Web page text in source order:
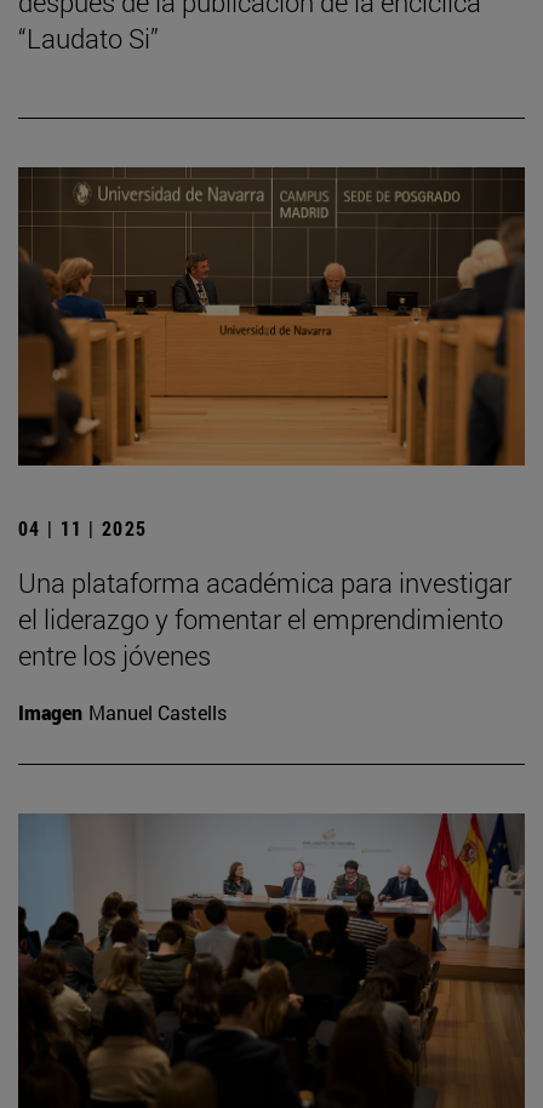
“Laudato Si”
04 | 11 | 2025
Una plataforma académica para investigar
el liderazgo y fomentar el emprendimiento
entre los jóvenes
Imagen Manuel Castells